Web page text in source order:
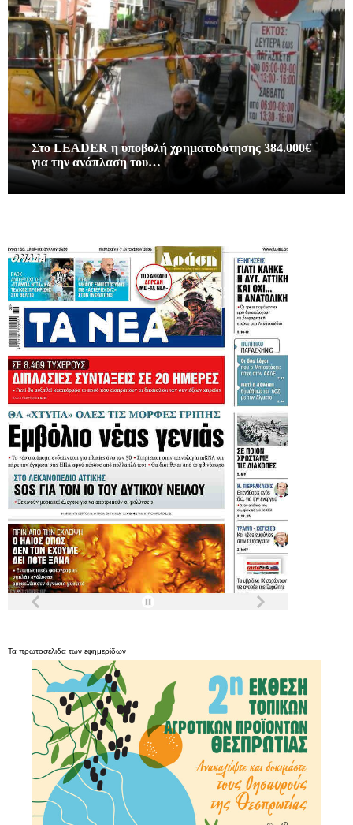
Στο LEADER η υποβολή χρηματοδοτησης 384.000€
για την ανάπλαση του…
Τα πρωτοσέλιδα των εφημερίδων